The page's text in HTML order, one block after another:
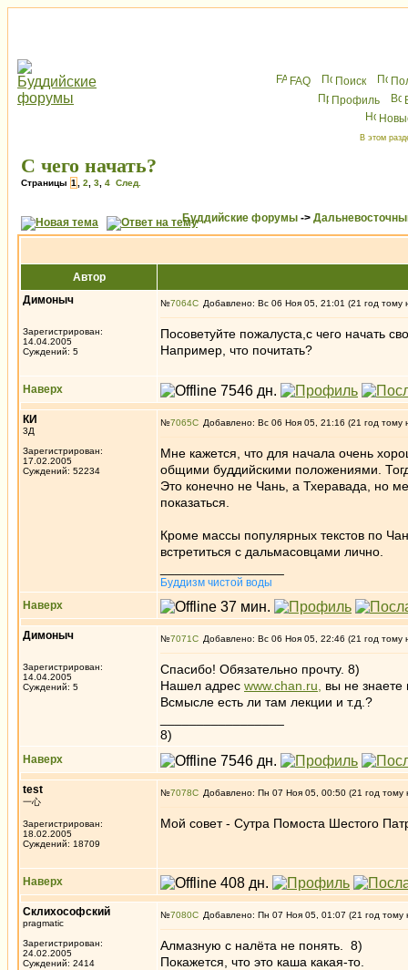
FAQ Поиск
Профиль
В этом
С чего начать?
Страницы 1 2 3 4 След.
Буддийские форумы ->
Автор
Димоныч
Зарегистрирован:
14.04.2005
Суждений: 5
№7064 Добавлено: Вс 06 Ноя 05, 21:01 (21 год тому
Посоветуйте пожалуста,с чего начать
Например, что почитать?
Наверх
КИ
3Д
Зарегистрирован:
17.02.2005
Суждений: 52234
№7065 Добавлено: Вс 06 Ноя 05, 21:16 (21 год тому
Мне кажется, что для начала очень
общими буддийскими положениями.
Это конечно не Чань, а Тхеравада, но
показаться.
Кроме массы популярных текстов по
встретиться с дальмасовцами лично.
Буддизм чистой воды
Наверх
Димоныч
Зарегистрирован:
14.04.2005
Суждений: 5
№7071 Добавлено: Вс 06 Ноя 05, 22:46 (21 год тому
Спасибо! Обязательно прочту. 8)
Нашел адрес www.chan.ru,
вы не знаете
Всмысле есть ли там лекции и т.д.?
8)
Наверх
test
一心
Зарегистрирован:
18.02.2005
Суждений: 18709
№7078 Добавлено: Пн 07 Ноя 05, 00:50 (21 год тому
Мой совет - Сутра Помоста Шестого
Наверх
Склихософский
pragmatic
Зарегистрирован:
24.02.2005
Суждений: 2414
№7080 Добавлено: Пн 07 Ноя 05, 01:07 (21 год тому
Алмазную с налёта не понять. 8)
Покажется, что это каша какая-то.